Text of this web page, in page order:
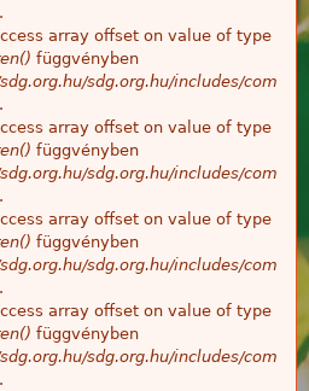
array offset on value of type
függvényben
sdg.org.hu/includes/com
array offset on value of type
függvényben
sdg.org.hu/includes/com
array offset on value of type
függvényben
sdg.org.hu/includes/com
array offset on value of type
függvényben
sdg.org.hu/includes/com